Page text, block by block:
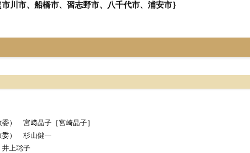
市川市、船橋市、習志野市、八千代市、浦安市｝
） 宮﨑晶子［宮崎晶子］
委） 杉山健一
上聡子